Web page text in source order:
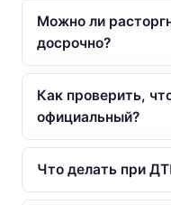
Можно ли
досрочно?
Как проверить,
официальный?
Что делать при